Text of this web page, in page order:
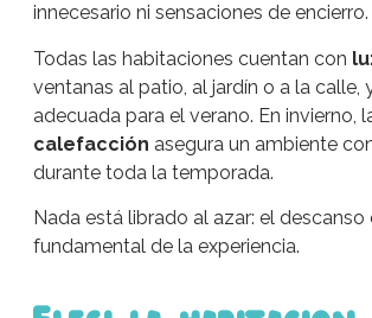
innecesario ni sensaciones de encierro.
Todas las habitaciones cuentan con
ventanas al patio, al jardín o a la calle,
adecuada para el verano. En invierno,
calefacción asegura un ambiente
durante toda la temporada.
Nada está librado al azar: el descanso
fundamental de la experiencia.